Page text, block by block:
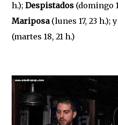
h.); Despistados (domingo
Mariposa(lunes 17, 23 h.); y
(martes 18, 21 h.)